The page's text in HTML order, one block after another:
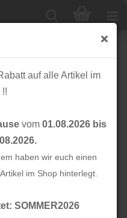
auf alle Artikel im
vom 01.08.2026 bis
haben wir euch einen
im Shop hinterlegt.
SOMMER2026
- meetMilk